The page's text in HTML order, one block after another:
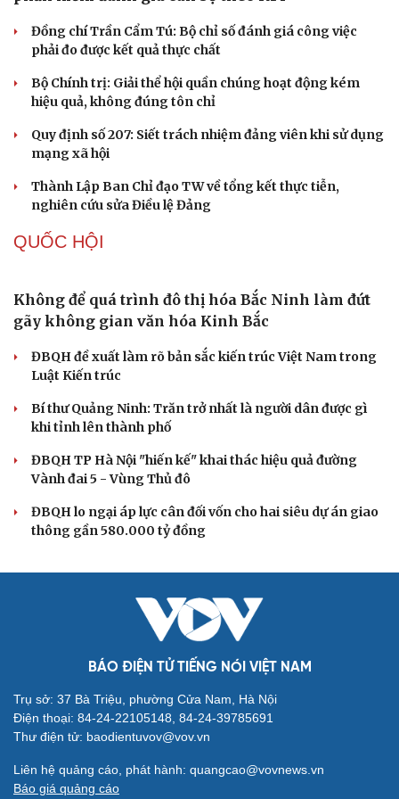
Thực tiễn vận hành chính quyền ba cấp bác bỏ mọi luận
điệu xuyên tạc
Thủ đoạn xuyên tạc mới trên không gian mạng thời AI
Tự cảnh giác trước tâm lý đám đông khi dùng mạng xã
hội
Khi mạng xã hội thành nơi phán xử
NHẬN DIỆN SỰ THẬT
Thực tiễn vận hành chính quyền ba cấp bác bỏ mọi luận
điệu xuyên tạc
Thủ đoạn xuyên tạc mới trên không gian mạng thời AI
Tự cảnh giác trước tâm lý đám đông khi dùng mạng xã
hội
Khi mạng xã hội thành nơi phán xử
XÂY DỰNG, CHỈNH ĐỐN ĐẢNG
phần mềm đánh giá cán bộ theo KPI
Đồng chí Trần Cẩm Tú: Bộ chỉ số đánh giá công việc
phải đo được kết quả thực chất
Bộ Chính trị: Giải thể hội quần chúng hoạt động kém
hiệu quả, không đúng tôn chỉ
Quy định số 207: Siết trách nhiệm đảng viên khi sử dụng
mạng xã hội
nghiên cứu sửa Điều lệ Đảng